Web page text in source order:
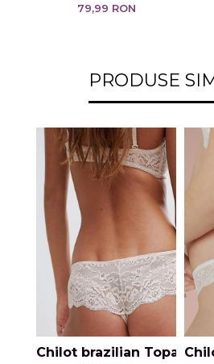
79,99 RON
PRODUSE
Chilot brazilian Topaz